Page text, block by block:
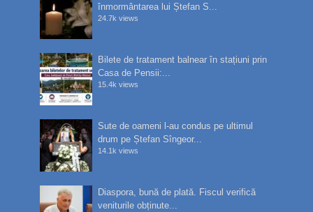
înmormântarea lui Ștefan S...
24.7k views
Bilete de tratament balnear în stațiuni prin
Casa de Pensii:...
15.4k views
Sute de oameni l-au condus pe ultimul
drum pe Ștefan Sîngeor...
14.1k views
Diaspora, bună de plată. Fiscul verifică
veniturile obținute...